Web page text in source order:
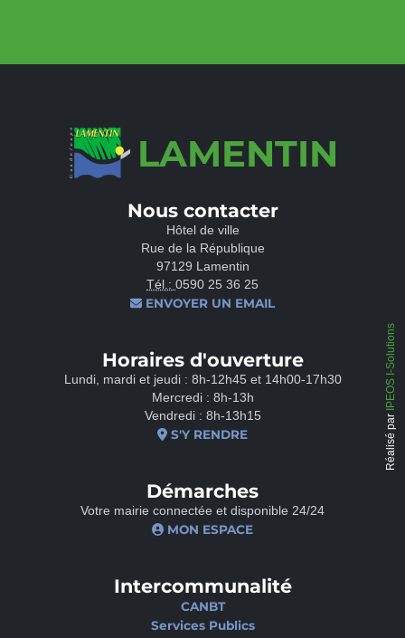
LAMENTIN
Nous contacter
Hôtel de ville
Rue de la République
97129 Lamentin
Tél.: 0590 25 36 25
ENVOYER UN EMAIL
Horaires d'ouverture
Lundi, mardi et jeudi : 8h-12h45 et 14h00-17h30
Mercredi : 8h-13h
Vendredi : 8h-13h15
S'Y RENDRE
Démarches
Votre mairie connectée et disponible 24/24
MON ESPACE
Intercommunalité
CANBT
Services Publics
Réalisé par
IPEOS I-Solutions